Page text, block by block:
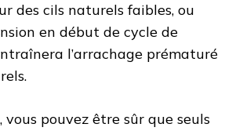
des cils naturels faibles, ou
en début de cycle de
l’arrachage prématuré
vous pouvez être sûr que seuls